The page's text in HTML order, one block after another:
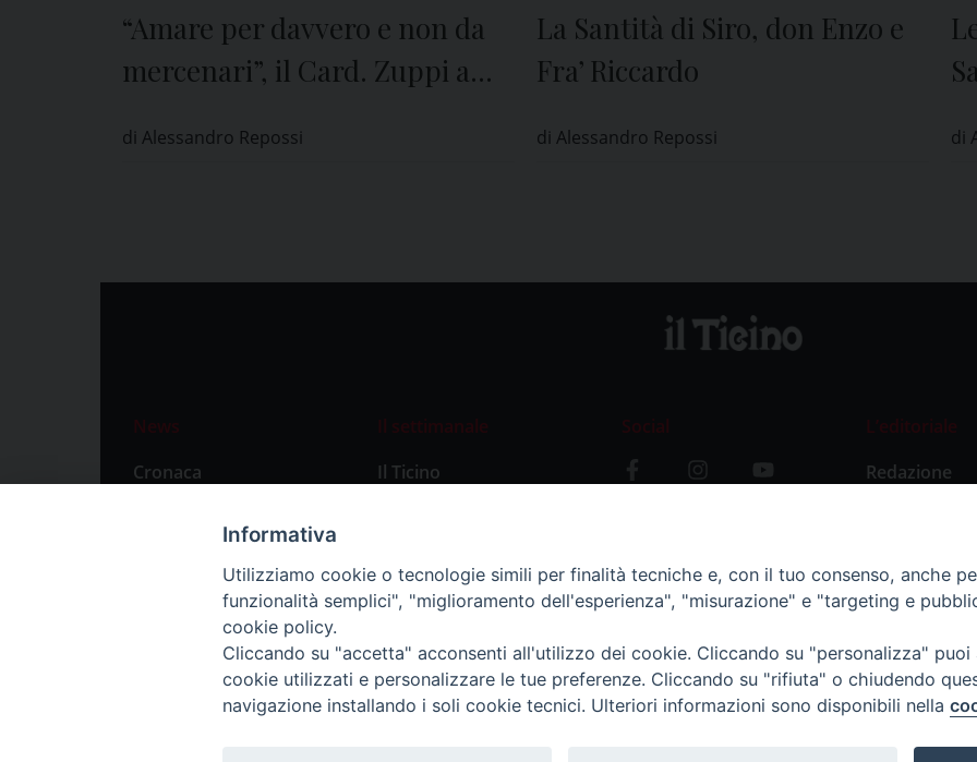
“Amare per davvero e non da
mercenari”, il Card. Zuppi a
di Alessandro Repossi
La Santità di Siro, don Enzo e
Fra’ Riccardo
di Alessandro Repossi di
News
Cronaca
Primo Piano
Il settimanale
Il Ticino
Social
L’editoriale
Redazione
Informativa
Utilizziamo cookie o tecnologie simili per finalità tecniche e, con il tuo consenso, anche
funzionalità semplici", "miglioramento dell'esperienza", "misurazione" e "targeting e
cookie policy.
Cliccando su "accetta" acconsenti all'utilizzo dei cookie. Cliccando su "personalizza"
cookie utilizzati e personalizzare le tue preferenze. Cliccando su "rifiuta" o chiudendo
navigazione installando i soli cookie tecnici. Ulteriori informazioni sono disponibili nella